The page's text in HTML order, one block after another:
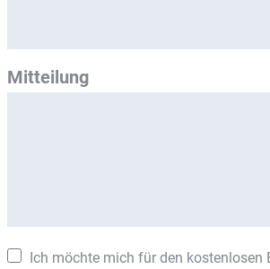
Mitteilung
Ich möchte mich für den kostenlosen